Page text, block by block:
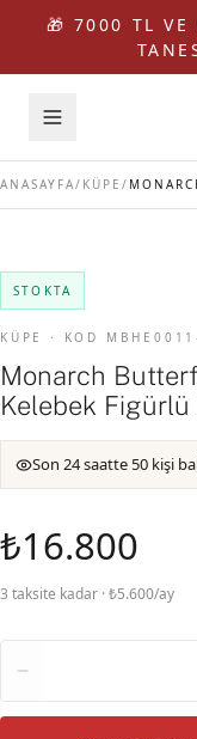
🎁 7000 TL VE
ANASAYFA/ KÜPE /
STOKTA
KÜPE · KOD
Monarch
Kelebek Figürlü
Son 24 saatte 50 kişi
₺16.800
3 taksite kadar · ₺5.600/ay